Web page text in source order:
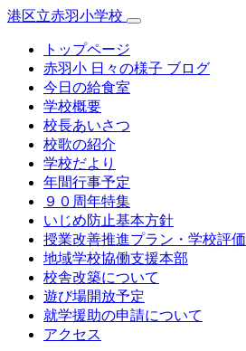
港区立赤羽小学校
トップページ
赤羽小 日々の様子 ブログ
今日の給食室
学校概要
校長あいさつ
校歌の紹介
学校だより
年間行事予定
９０周年特集
いじめ防止基本方針
授業改善推進プラン・学校評価
地域学校協働支援本部
校舎改築について
遊び場開放予定
就学援助の申請について
アクセス